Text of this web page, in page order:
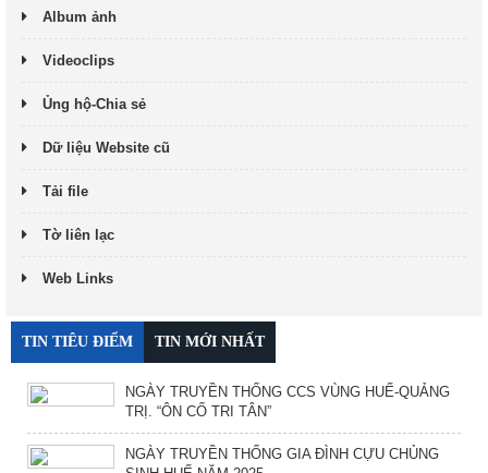
Album ảnh
Videoclips
Ủng hộ-Chia sẻ
Dữ liệu Website cũ
Tải file
Tờ liên lạc
Web Links
TIN TIÊU ĐIỂM TIN MỚI NHẤT
NGÀY TRUYỀN THỐNG CCS VÙNG HUẾ-QUẢNG
TRỊ. “ÔN CỐ TRI TÂN”
NGÀY TRUYỀN THỐNG GIA ĐÌNH CỰU CHỦNG